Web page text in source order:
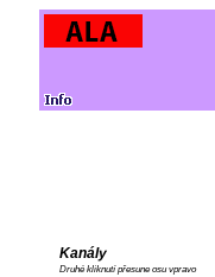
Kanály
Druhé kliknutí přesune osu vpravo